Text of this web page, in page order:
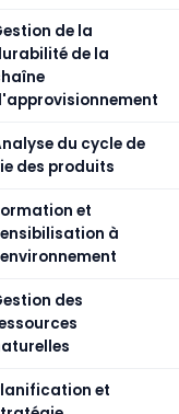
de la
de la
du cycle de
des produits
et
à
des
et